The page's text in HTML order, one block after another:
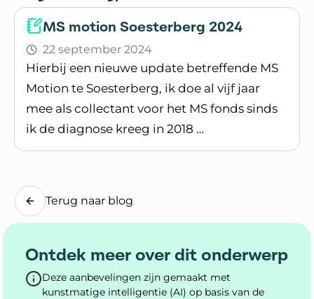
MS motion Soesterberg 2024
22 september 2024
Hierbij een nieuwe update betreffende MS
Motion te Soesterberg, ik doe al vijf jaar
mee als collectant voor het MS fonds sinds
ik de diagnose kreeg in 2018 …
Lees blogpost
Terug naar blog
Ontdek meer over dit onderwerp
Deze aanbevelingen zijn gemaakt met
kunstmatige intelligentie (AI) op basis van de